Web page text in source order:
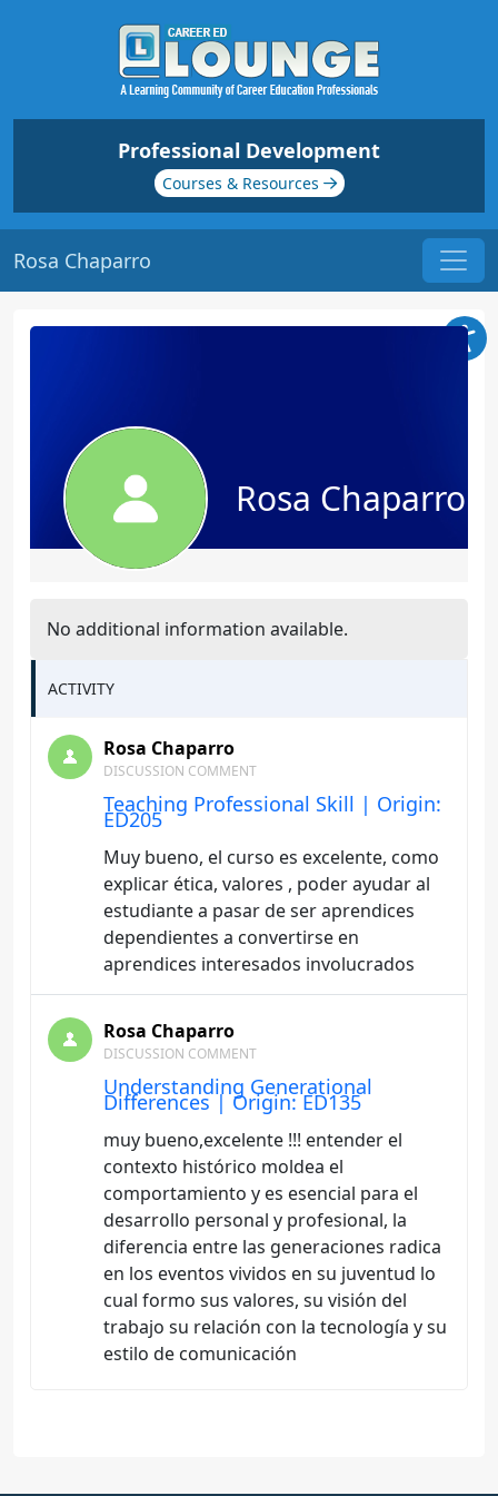
Professional Development
Courses & Resources
Rosa Chaparro
Rosa Chaparro
No additional information available.
ACTIVITY
Rosa Chaparro
DISCUSSION COMMENT
Teaching Professional Skill | Origin:
ED205
Muy bueno, el curso es excelente, como
explicar ética, valores , poder ayudar al
estudiante a pasar de ser aprendices
dependientes a convertirse en
aprendices interesados involucrados
Rosa Chaparro
DISCUSSION COMMENT
Understanding Generational
Differences | Origin: ED135
muy bueno,excelente !!! entender el
contexto histórico moldea el
comportamiento y es esencial para el
desarrollo personal y profesional, la
diferencia entre las generaciones radica
en los eventos vividos en su juventud lo
cual formo sus valores, su visión del
trabajo su relación con la tecnología y su
estilo de comunicación